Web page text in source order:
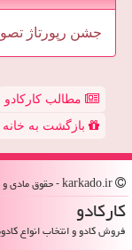
جشن رپورتاژ
مطالب کارکادو
بازگشت به خانه
كاركادو
فروش کادو و انتخاب انواع